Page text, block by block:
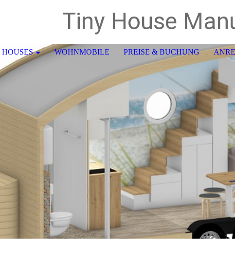
Tiny House
WOHNMOBILE PREISE & BUCHUNG